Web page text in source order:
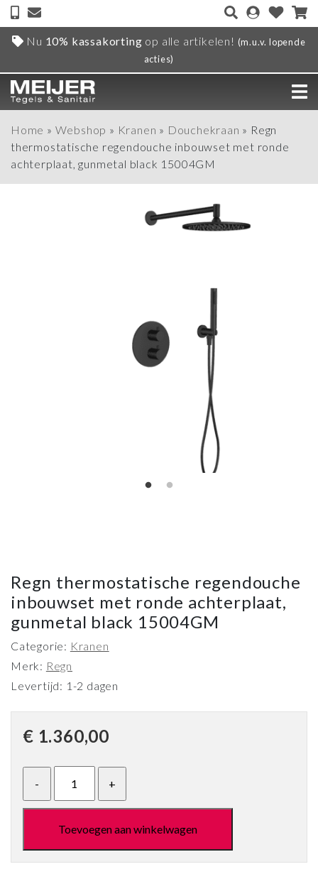
Nu 10% kassakorting op alle artikelen! (m.u.v. lopende
acties)
Home » Webshop » Kranen » Douchekraan » Regn
thermostatische regendouche inbouwset met ronde
achterplaat, gunmetal black 15004GM
Regn thermostatische regendouche
inbouwset met ronde achterplaat,
gunmetal black 15004GM
Categorie: Kranen
Merk: Regn
Levertijd: 1-2 dagen
€ 1.360,00
Toevoegen aan winkelwagen